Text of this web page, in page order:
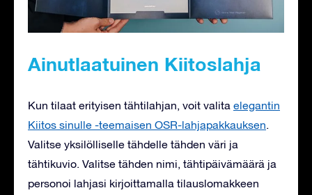
Ainutlaatuinen Kiitoslahja
Kun tilaat erityisen tähtilahjan, voit valita elegantin
Kiitos sinulle -teemaisen OSR-lahjapakkauksen.
Valitse yksilölliselle tähdelle tähden väri ja
tähtikuvio. Valitse tähden nimi, tähtipäivämäärä ja
personoi lahjasi kirjoittamalla tilauslomakkeen